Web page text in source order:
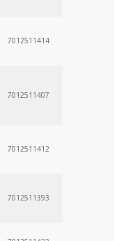
7012511414
7012511407
7012511412
7012511393